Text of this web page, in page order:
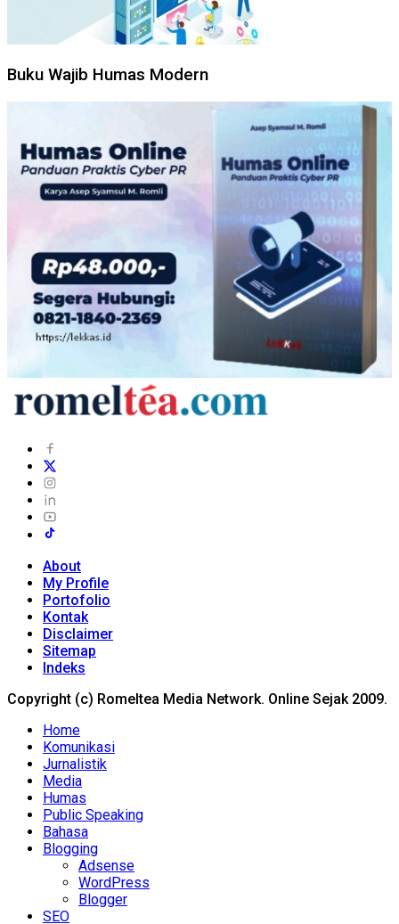
Buku Wajib Humas Modern
About
My Profile
Portofolio
Kontak
Disclaimer
Sitemap
Indeks
Copyright (c) Romeltea Media Network. Online Sejak 2009.
Home
Komunikasi
Jurnalistik
Media
Humas
Public Speaking
Bahasa
Blogging
Adsense
WordPress
Blogger
SEO